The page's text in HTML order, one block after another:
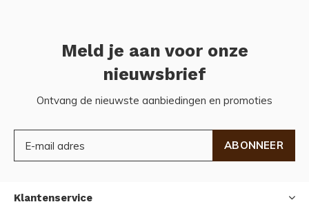
Meld je aan voor onze
nieuwsbrief
Ontvang de nieuwste aanbiedingen en promoties
ABONNEER
Klantenservice